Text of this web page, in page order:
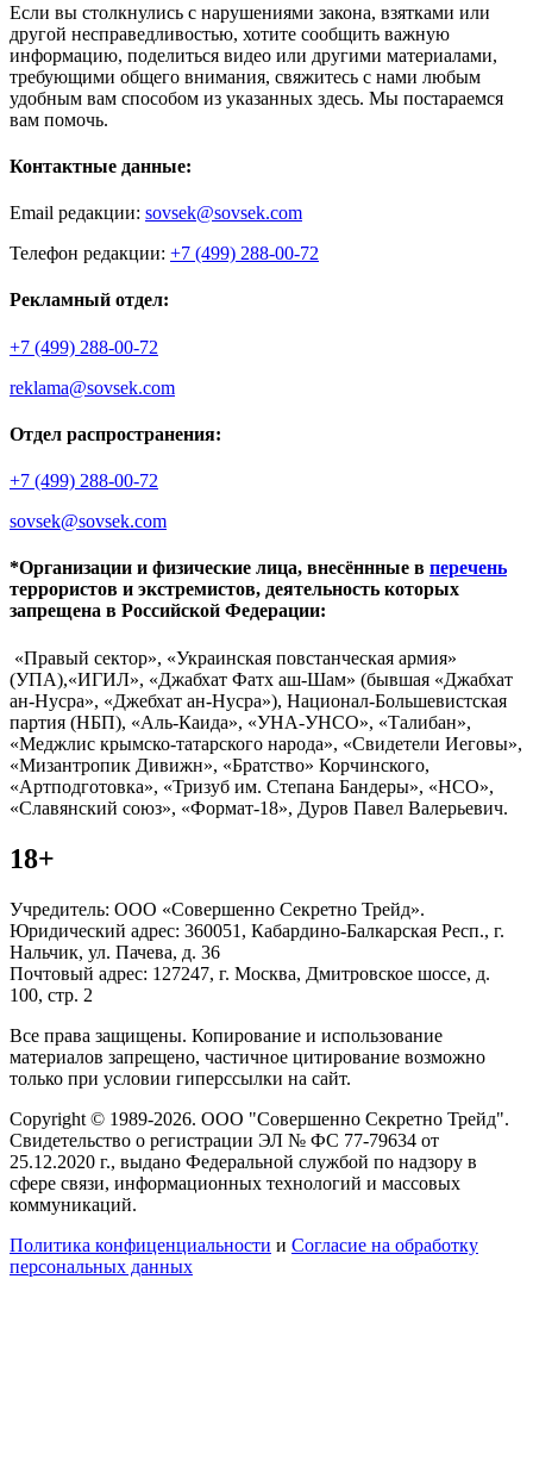
Если вы столкнулись с нарушениями закона, взятками или
другой несправедливостью, хотите сообщить важную
информацию, поделиться видео или другими материалами,
требующими общего внимания, свяжитесь с нами любым
удобным вам способом из указанных здесь. Мы постараемся
вам помочь.
Контактные данные:
Email редакции: sovsek@sovsek.com
Телефон редакции: +7 (499) 288-00-72
Рекламный отдел:
+7 (499) 288-00-72
reklama@sovsek.com
Отдел распространения:
+7 (499) 288-00-72
sovsek@sovsek.com
*Организации и физические лица, внесённные в перечень
террористов и экстремистов, деятельность которых
запрещена в Российской Федерации:
«Правый сектор», «Украинская повстанческая армия»
(УПА),«ИГИЛ», «Джабхат Фатх аш-Шам» (бывшая «Джабхат
ан-Нусра», «Джебхат ан-Нусра»), Национал-Большевистская
партия (НБП), «Аль-Каида», «УНА-УНСО», «Талибан»,
«Меджлис крымско-татарского народа», «Свидетели Иеговы»,
«Мизантропик Дивижн», «Братство» Корчинского,
«Артподготовка», «Тризуб им. Степана Бандеры», «НСО»,
«Славянский союз», «Формат-18», Дуров Павел Валерьевич.
18+
Учредитель: ООО «Совершенно Секретно Трейд».
Юридический адрес: 360051, Кабардино-Балкарская Респ., г.
Нальчик, ул. Пачева, д. 36
Почтовый адрес: 127247, г. Москва, Дмитровское шоссе, д.
100, стр. 2
Все права защищены. Копирование и использование
материалов запрещено, частичное цитирование возможно
только при условии гиперссылки на сайт.
Copyright © 1989-2026. ООО "Совершенно Секретно Трейд".
Свидетельство о регистрации ЭЛ № ФС 77-79634 от
25.12.2020 г., выдано Федеральной службой по надзору в
сфере связи, информационных технологий и массовых
коммуникаций.
Политика конфиценциальности и Согласие на обработку
персональных данных